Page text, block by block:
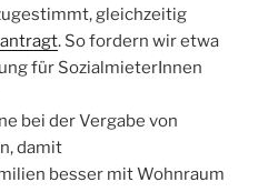
gleichzeitig
. So fordern wir etwa
für SozialmieterInnen
bei der Vergabe von
damit
besser mit Wohnraum